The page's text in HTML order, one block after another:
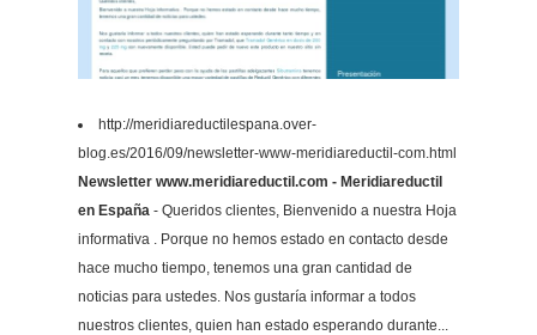
http://meridiareductilespana.over-
blog.es/2016/09/newsletter-www-meridiareductil-com.html
Newsletter www.meridiareductil.com - Meridiareductil
en España - Queridos clientes, Bienvenido a nuestra Hoja
informativa . Porque no hemos estado en contacto desde
hace mucho tiempo, tenemos una gran cantidad de
noticias para ustedes. Nos gustaría informar a todos
nuestros clientes, quien han estado esperando durante...